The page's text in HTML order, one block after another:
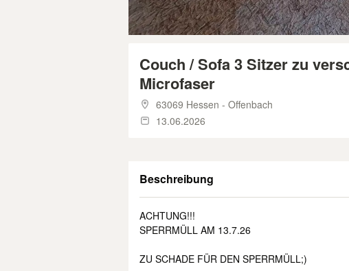
Couch / Sofa 3 Sitzer zu
Microfaser
63069 Hessen - Offenbach
13.06.2026
Beschreibung
ACHTUNG!!!
SPERRMÜLL AM 13.7.26
ZU SCHADE FÜR DEN SPERRMÜLL;)